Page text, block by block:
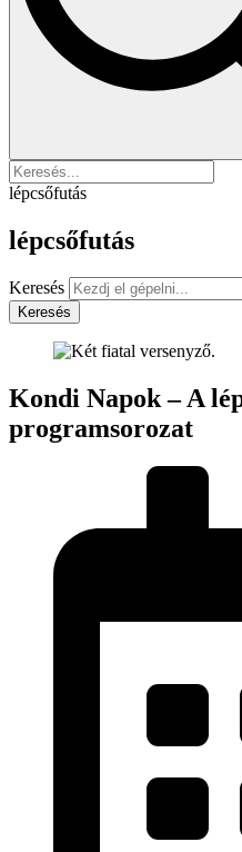
lépcsőfutás
lépcsőfutás
Keresés
Keresés
Kondi Napok – A
programsorozat